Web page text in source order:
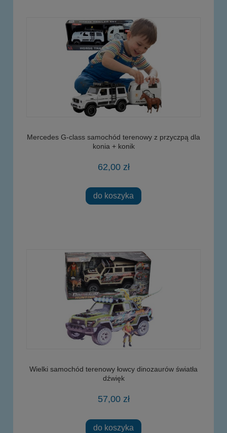
Mercedes G-class samochód terenowy z przyczpą dla
konia + konik
62,00 zł
do koszyka
Wielki samochód terenowy łowcy dinozaurów światła
dźwięk
57,00 zł
do koszyka